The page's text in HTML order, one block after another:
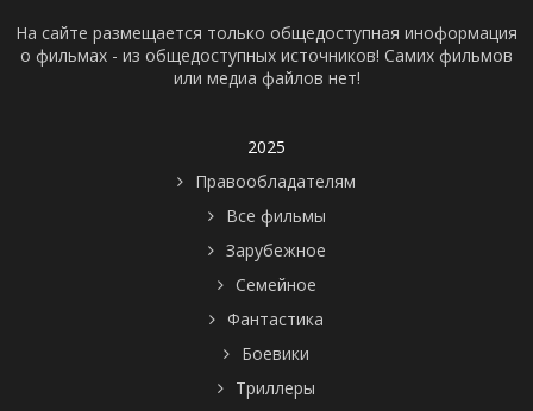
На сайте размещается только общедоступная иноформация
о фильмах - из общедоступных источников! Самих фильмов
или медиа файлов нет!
2025
Правообладателям
Все фильмы
Зарубежное
Семейное
Фантастика
Боевики
Триллеры